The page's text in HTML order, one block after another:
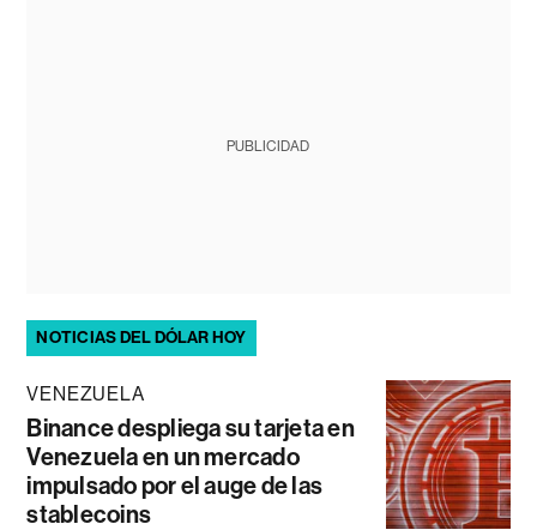
PUBLICIDAD
NOTICIAS DEL DÓLAR HOY
VENEZUELA
Binance despliega su tarjeta en
Venezuela en un mercado
impulsado por el auge de las
stablecoins